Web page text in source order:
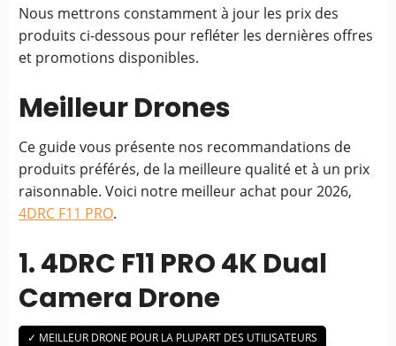
Nous mettrons constamment à jour les prix des
produits ci-dessous pour refléter les dernières offres
et promotions disponibles.
Meilleur Drones
Ce guide vous présente nos recommandations de
produits préférés, de la meilleure qualité et à un prix
raisonnable. Voici notre meilleur achat pour 2026,
4DRC F11 PRO.
1. 4DRC F11 PRO 4K Dual
Camera Drone
✓ MEILLEUR DRONE POUR LA PLUPART DES UTILISATEURS